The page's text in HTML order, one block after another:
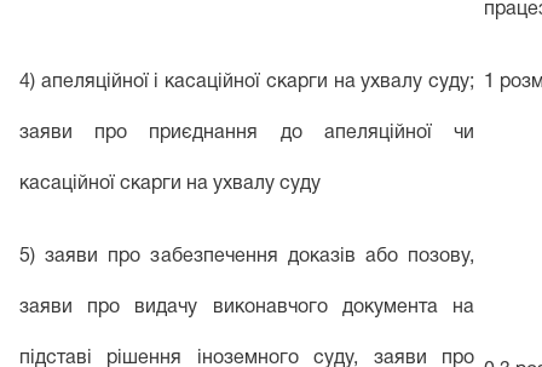
4) апеляційної і касаційної скарги на ухвалу суду;
заяви про приєднання до апеляційної чи
касаційної скарги на ухвалу суду
1
5) заяви про забезпечення доказів або позову,
заяви про видачу виконавчого документа на
підставі рішення іноземного суду, заяви про